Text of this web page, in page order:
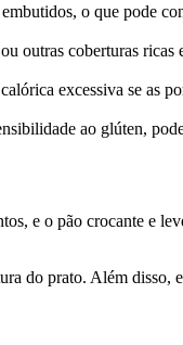
o que pode
outras coberturas
excessiva se as
ao glúten,
e o pão crocante e
do prato. Além